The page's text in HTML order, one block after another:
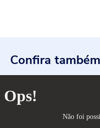
Confira